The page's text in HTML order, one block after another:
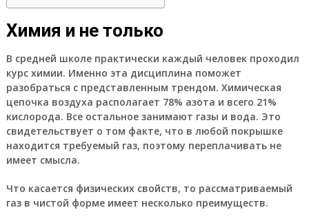
Химия и не только
В средней школе практически каждый человек проходил
курс химии. Именно эта дисциплина поможет
разобраться с представленным трендом. Химическая
цепочка воздуха располагает 78% азота и всего 21%
кислорода. Все остальное занимают газы и вода. Это
свидетельствует о том факте, что в любой покрышке
находится требуемый газ, поэтому переплачивать не
имеет смысла.
Что касается физических свойств, то рассматриваемый
газ в чистой форме имеет несколько преимуществ.